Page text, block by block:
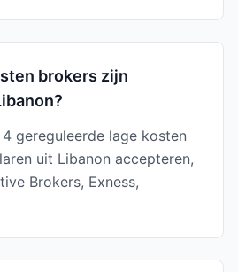
brokers zijn
gereguleerde lage kosten
uit Libanon accepteren,
Brokers, Exness,